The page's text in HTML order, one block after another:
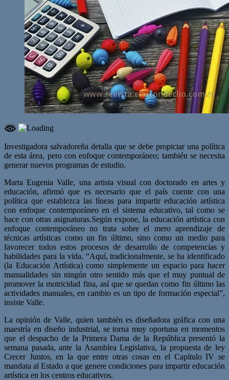
Investigadora salvadoreña detalla que se debe propiciar una política
de esta área, pero con enfoque contemporáneo; también se necesita
generar nuevos programas de estudio.
Marta Eugenia Valle, una artista visual con doctorado en artes y
educación, afirmó que es necesario que el país cuente con una
política que establezca las líneas para impartir educación artística
con enfoque contemporáneo en el sistema educativo, tal como se
hace con otras asignaturas.Según expone, la educación artística con
enfoque contemporáneo no trata sobre el mero aprendizaje de
técnicas artísticas como un fin último, sino como un medio para
favorecer todos estos procesos de desarrollo de competencias y
habilidades para la vida. “Aquí, tradicionalmente, se ha identificado
(la Educación Artística) como simplemente un espacio para hacer
manualidades sin ningún otro sentido más que el muy puntual de
promover la motricidad fina, así que se quedan como fin último las
actividades manuales, en cambio es un tipo de formación especial”,
insiste Valle.
La opinión de Valle, quien también es diseñadora gráfica con una
maestría en diseño industrial, se torna muy oportuna en momentos
que el despacho de la Primera Dama de la República presentó la
semana pasada, ante la Asamblea Legislativa, la propuesta de ley
Crecer Juntos, en la que entre otras cosas en el Capítulo IV se
mandata al Estado a que genere condiciones para impartir educación
artística en los centros educativos.